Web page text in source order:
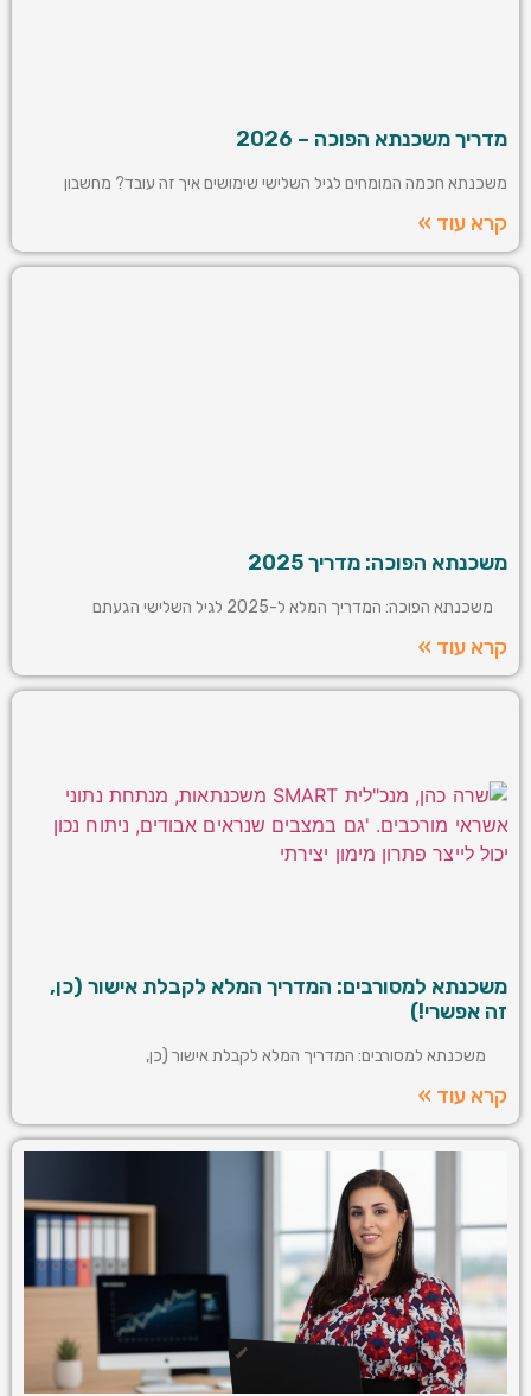
מדריך משכנתא הפוכה – 2026
משכנתא חכמה המומחים לגיל השלישי שימושים איך זה עובד? מחשבון
קרא עוד »
משכנתא הפוכה: מדריך 2025
משכנתא הפוכה: המדריך המלא ל-2025 לגיל השלישי הגעתם
קרא עוד »
משכנתא למסורבים: המדריך המלא לקבלת אישור (כן,
זה אפשרי!)
משכנתא למסורבים: המדריך המלא לקבלת אישור (כן,
קרא עוד »